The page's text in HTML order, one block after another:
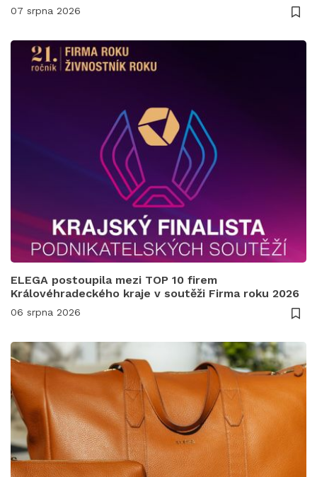
07 srpna 2026
ELEGA postoupila mezi TOP 10 firem
Královéhradeckého kraje v soutěži Firma roku 2026
06 srpna 2026